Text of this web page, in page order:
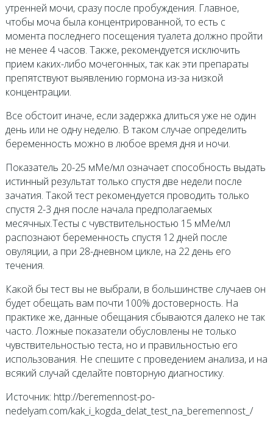
утренней мочи, сразу после пробуждения. Главное,
чтобы моча была концентрированной, то есть с
момента последнего посещения туалета должно пройти
не менее 4 часов. Также, рекомендуется исключить
прием каких-либо мочегонных, так как эти препараты
препятствуют выявлению гормона из-за низкой
концентрации.
Все обстоит иначе, если задержка длиться уже не один
день или не одну неделю. В таком случае определить
беременность можно в любое время дня и ночи.
Показатель 20-25 мМе/мл означает способность выдать
истинный результат только спустя две недели после
зачатия. Такой тест рекомендуется проводить только
спустя 2-3 дня после начала предполагаемых
месячных.Тесты с чувствительностью 15 мМе/мл
распознают беременность спустя 12 дней после
овуляции, а при 28-дневном цикле, на 22 день его
течения.
Какой бы тест вы не выбрали, в большинстве случаев он
будет обещать вам почти 100% достоверность. На
практике же, данные обещания сбываются далеко не так
часто. Ложные показатели обусловлены не только
чувствительностью теста, но и правильностью его
использования. Не спешите с проведением анализа, и на
всякий случай сделайте повторную диагностику.
Источник: http://beremennost-po-
nedelyam.com/kak_i_kogda_delat_test_na_beremennost_/